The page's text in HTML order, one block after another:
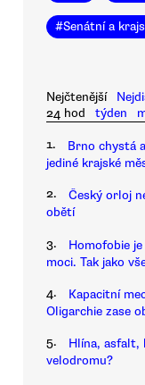
#Senátní a
Nejčtenější
24 hod
týden
1.
Brno chystá
jediné krajské
2.
Český orloj
obětí
3.
Homofobie
moci. Tak jako
4.
Kapacitní
Oligarchie zase
5.
Hlína, asfalt,
velodromu?